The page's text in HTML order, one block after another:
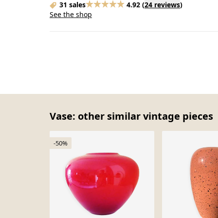
31 sales 4.92 (24 reviews)
See the shop
Vase: other similar vintage pieces
-50%